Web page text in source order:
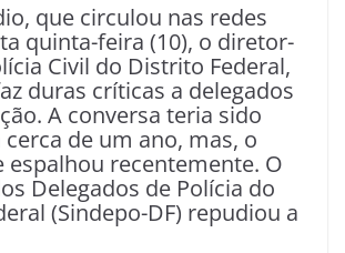
que circulou nas redes
quinta-feira (10), o diretor-
Civil do Distrito Federal,
duras críticas a delegados
A conversa teria sido
cerca de um ano, mas, o
espalhou recentemente. O
Delegados de Polícia do
(Sindepo-DF) repudiou a